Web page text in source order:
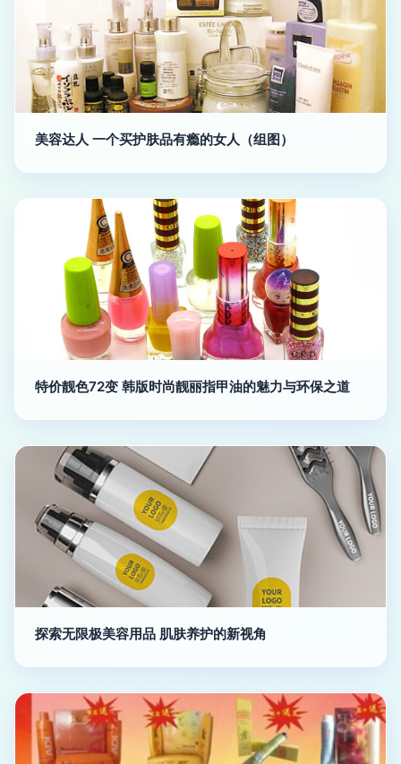
美容达人 一个买护肤品有瘾的女人（组图）
特价靓色72变 韩版时尚靓丽指甲油的魅力与环保之道
探索无限极美容用品 肌肤养护的新视角